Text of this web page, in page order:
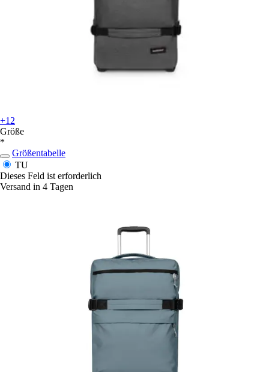
+12
Größe
*
Größentabelle
TU
Dieses Feld ist erforderlich
Versand in 4 Tagen